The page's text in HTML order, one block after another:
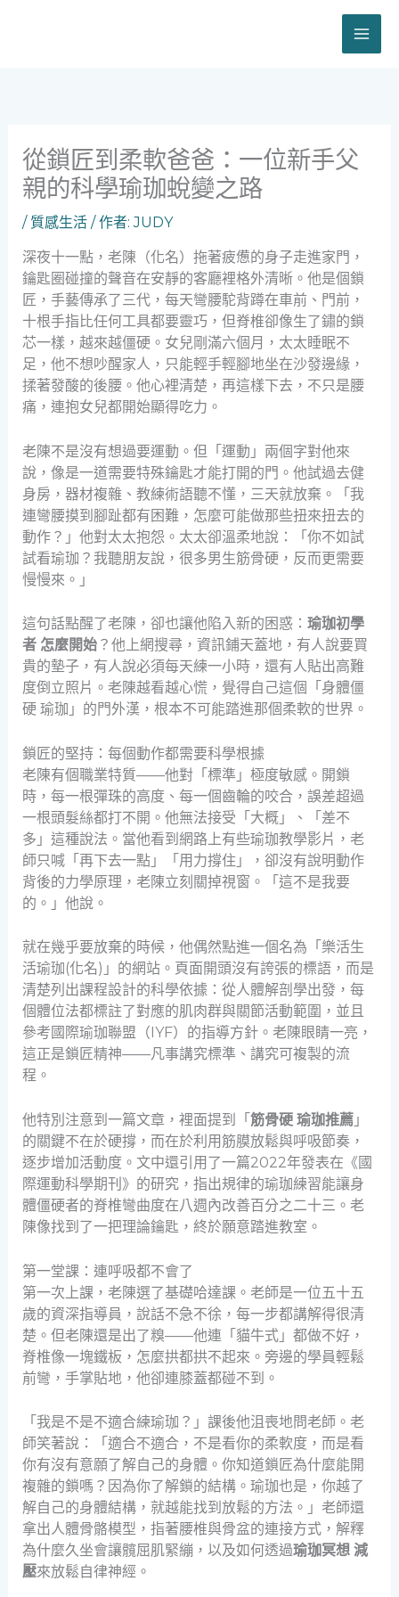
從鎖匠到柔軟爸爸：一位新手父
親的科學瑜珈蛻變之路
/ 質感生活/ 作者:JUDY
深夜十一點，老陳（化名）拖著疲憊的身子走進家門，
鑰匙圈碰撞的聲音在安靜的客廳裡格外清晰。他是個鎖
匠，手藝傳承了三代，每天彎腰駝背蹲在車前、門前，
十根手指比任何工具都要靈巧，但脊椎卻像生了鏽的鎖
芯一樣，越來越僵硬。女兒剛滿六個月，太太睡眠不
足，他不想吵醒家人，只能輕手輕腳地坐在沙發邊緣，
揉著發酸的後腰。他心裡清楚，再這樣下去，不只是腰
痛，連抱女兒都開始顯得吃力。
老陳不是沒有想過要運動。但「運動」兩個字對他來
說，像是一道需要特殊鑰匙才能打開的門。他試過去健
身房，器材複雜、教練術語聽不懂，三天就放棄。「我
連彎腰摸到腳趾都有困難，怎麼可能做那些扭來扭去的
動作？」他對太太抱怨。太太卻溫柔地說：「你不如試
試看瑜珈？我聽朋友說，很多男生筋骨硬，反而更需要
慢慢來。」
這句話點醒了老陳，卻也讓他陷入新的困惑： 瑜珈初學
者 怎麼開始？他上網搜尋，資訊鋪天蓋地，有人說要買
貴的墊子，有人說必須每天練一小時，還有人貼出高難
度倒立照片。老陳越看越心慌，覺得自己這個「身體僵
硬 瑜珈」的門外漢，根本不可能踏進那個柔軟的世界。
鎖匠的堅持：每個動作都需要科學根據
老陳有個職業特質——他對「標準」極度敏感。開鎖
時，每一根彈珠的高度、每一個齒輪的咬合，誤差超過
一根頭髮絲都打不開。他無法接受「大概」、「差不
多」這種說法。當他看到網路上有些瑜珈教學影片，老
師只喊「再下去一點」「用力撐住」，卻沒有說明動作
背後的力學原理，老陳立刻關掉視窗。「這不是我要
的。」他說。
就在幾乎要放棄的時候，他偶然點進一個名為「樂活生
活瑜珈(化名)」的網站。頁面開頭沒有誇張的標語，而是
清楚列出課程設計的科學依據：從人體解剖學出發，每
個體位法都標註了對應的肌肉群與關節活動範圍，並且
參考國際瑜珈聯盟（IYF）的指導方針。老陳眼睛一亮，
這正是鎖匠精神——凡事講究標準、講究可複製的流
程。
他特別注意到一篇文章，裡面提到「 筋骨硬 瑜珈推薦」
的關鍵不在於硬撐，而在於利用筋膜放鬆與呼吸節奏，
逐步增加活動度。文中還引用了一篇2022年發表在《國
際運動科學期刊》的研究，指出規律的瑜珈練習能讓身
體僵硬者的脊椎彎曲度在八週內改善百分之二十三。老
陳像找到了一把理論鑰匙，終於願意踏進教室。
第一堂課：連呼吸都不會了
第一次上課，老陳選了基礎哈達課。老師是一位五十五
歲的資深指導員，說話不急不徐，每一步都講解得很清
楚。但老陳還是出了糗——他連「貓牛式」都做不好，
脊椎像一塊鐵板，怎麼拱都拱不起來。旁邊的學員輕鬆
前彎，手掌貼地，他卻連膝蓋都碰不到。
「我是不是不適合練瑜珈？」課後他沮喪地問老師。老
師笑著說：「適合不適合，不是看你的柔軟度，而是看
你有沒有意願了解自己的身體。你知道鎖匠為什麼能開
複雜的鎖嗎？因為你了解鎖的結構。瑜珈也是，你越了
解自己的身體結構，就越能找到放鬆的方法。」老師還
拿出人體骨骼模型，指著腰椎與骨盆的連接方式，解釋
為什麼久坐會讓髖屈肌緊繃，以及如何透過瑜珈冥想 減
壓來放鬆自律神經。